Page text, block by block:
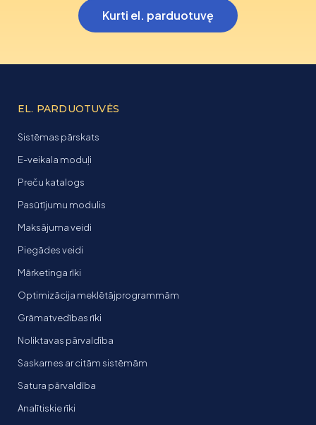
Kurti el. parduotuvę
EL. PARDUOTUVĖS
Sistēmas pārskats
E-veikala moduļi
Preču katalogs
Pasūtījumu modulis
Maksājuma veidi
Piegādes veidi
Mārketinga rīki
Optimizācija meklētājprogrammām
Grāmatvedības rīki
Noliktavas pārvaldība
Saskarnes ar citām sistēmām
Satura pārvaldība
Analītiskie rīki